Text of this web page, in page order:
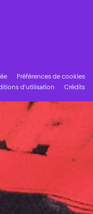
Préférences de cookies
d’utilisation Crédits